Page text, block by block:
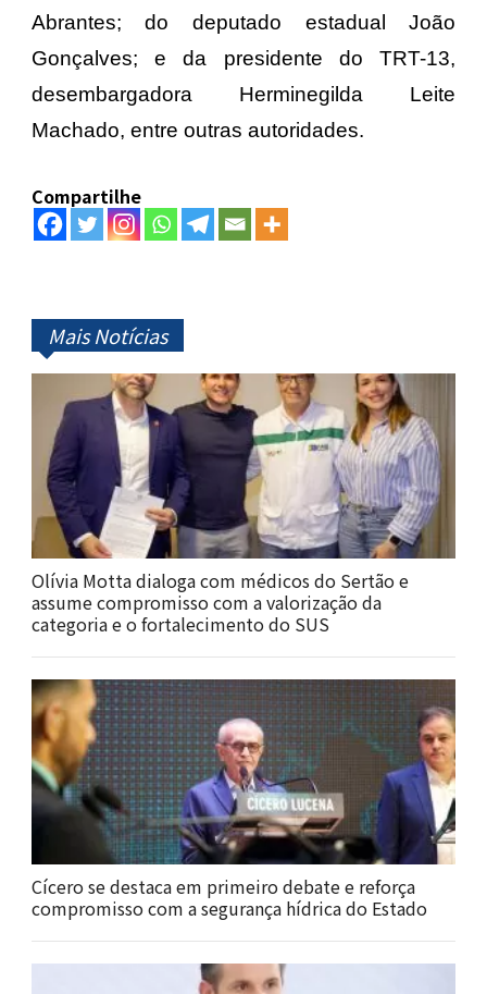
Abrantes; do deputado estadual João
Gonçalves; e da presidente do TRT-13,
desembargadora Herminegilda Leite
Machado, entre outras autoridades.
Compartilhe
Mais Notícias
Olívia Motta dialoga com médicos do Sertão e
assume compromisso com a valorização da
categoria e o fortalecimento do SUS
Cícero se destaca em primeiro debate e reforça
compromisso com a segurança hídrica do Estado